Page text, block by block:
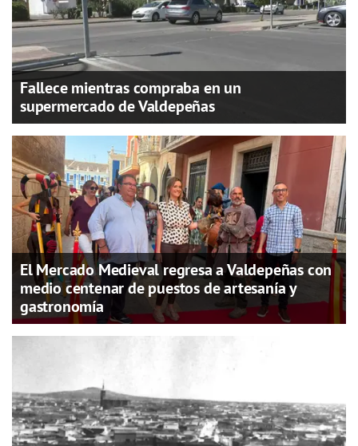
Fallece mientras compraba en un
supermercado de Valdepeñas
El Mercado Medieval regresa a Valdepeñas con
medio centenar de puestos de artesanía y
gastronomía